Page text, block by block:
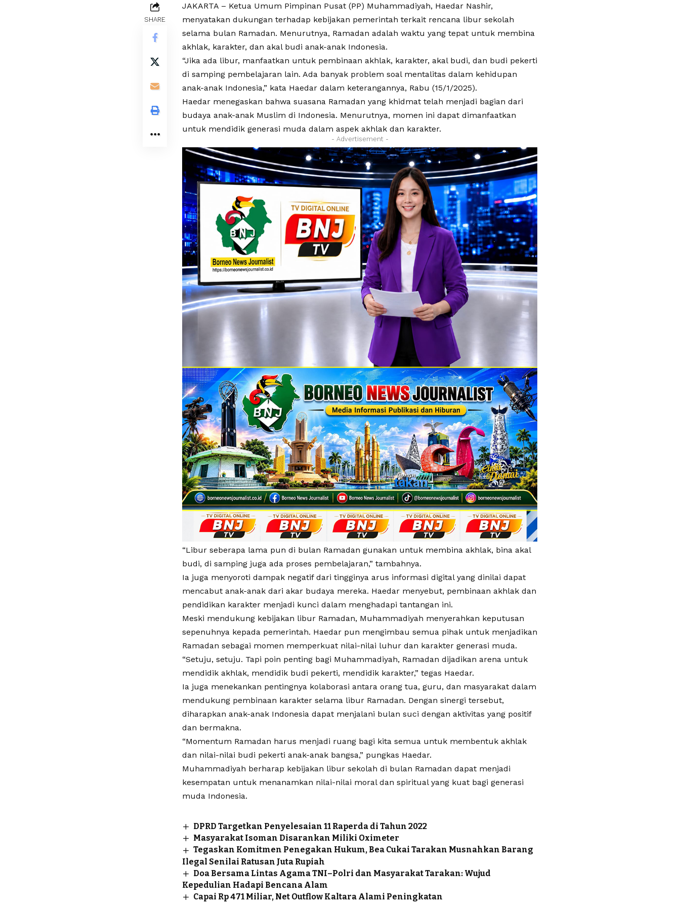
SHARE
JAKARTA – Ketua Umum Pimpinan Pusat (PP) Muhammadiyah, Haedar Nashir,
menyatakan dukungan terhadap kebijakan pemerintah terkait rencana libur sekolah
selama bulan Ramadan. Menurutnya, Ramadan adalah waktu yang tepat untuk membina
akhlak, karakter, dan akal budi anak-anak Indonesia.
“Jika ada libur, manfaatkan untuk pembinaan akhlak, karakter, akal budi, dan budi pekerti
di samping pembelajaran lain. Ada banyak problem soal mentalitas dalam kehidupan
anak-anak Indonesia,” kata Haedar dalam keterangannya, Rabu (15/1/2025).
Haedar menegaskan bahwa suasana Ramadan yang khidmat telah menjadi bagian dari
budaya anak-anak Muslim di Indonesia. Menurutnya, momen ini dapat dimanfaatkan
untuk mendidik generasi muda dalam aspek akhlak dan karakter.
- Advertisement -
“Libur seberapa lama pun di bulan Ramadan gunakan untuk membina akhlak, bina akal
budi, di samping juga ada proses pembelajaran,” tambahnya.
Ia juga menyoroti dampak negatif dari tingginya arus informasi digital yang dinilai dapat
mencabut anak-anak dari akar budaya mereka. Haedar menyebut, pembinaan akhlak dan
pendidikan karakter menjadi kunci dalam menghadapi tantangan ini.
Meski mendukung kebijakan libur Ramadan, Muhammadiyah menyerahkan keputusan
sepenuhnya kepada pemerintah. Haedar pun mengimbau semua pihak untuk menjadikan
Ramadan sebagai momen memperkuat nilai-nilai luhur dan karakter generasi muda.
“Setuju, setuju. Tapi poin penting bagi Muhammadiyah, Ramadan dijadikan arena untuk
mendidik akhlak, mendidik budi pekerti, mendidik karakter,” tegas Haedar.
Ia juga menekankan pentingnya kolaborasi antara orang tua, guru, dan masyarakat dalam
mendukung pembinaan karakter selama libur Ramadan. Dengan sinergi tersebut,
diharapkan anak-anak Indonesia dapat menjalani bulan suci dengan aktivitas yang positif
dan bermakna.
“Momentum Ramadan harus menjadi ruang bagi kita semua untuk membentuk akhlak
dan nilai-nilai budi pekerti anak-anak bangsa,” pungkas Haedar.
Muhammadiyah berharap kebijakan libur sekolah di bulan Ramadan dapat menjadi
kesempatan untuk menanamkan nilai-nilai moral dan spiritual yang kuat bagi generasi
muda Indonesia.
DPRD Targetkan Penyelesaian 11 Raperda di Tahun 2022
Masyarakat Isoman Disarankan Miliki Oximeter
Tegaskan Komitmen Penegakan Hukum, Bea Cukai Tarakan Musnahkan Barang
Ilegal Senilai Ratusan Juta Rupiah
Doa Bersama Lintas Agama TNI–Polri dan Masyarakat Tarakan: Wujud
Kepedulian Hadapi Bencana Alam
Capai Rp 471 Miliar, Net Outflow Kaltara Alami Peningkatan